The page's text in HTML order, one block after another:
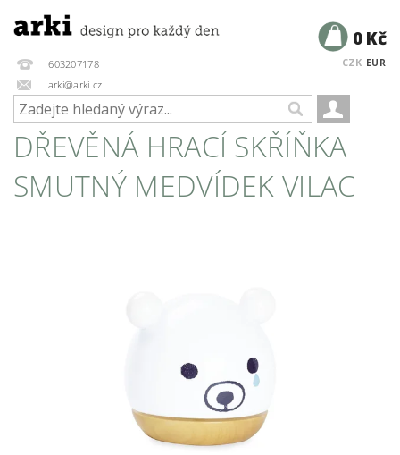
603207178
arki@arki.cz
CZK EUR
0 Kč
DŘEVĚNÁ HRACÍ SKŘÍŇKA
SMUTNÝ MEDVÍDEK VILAC